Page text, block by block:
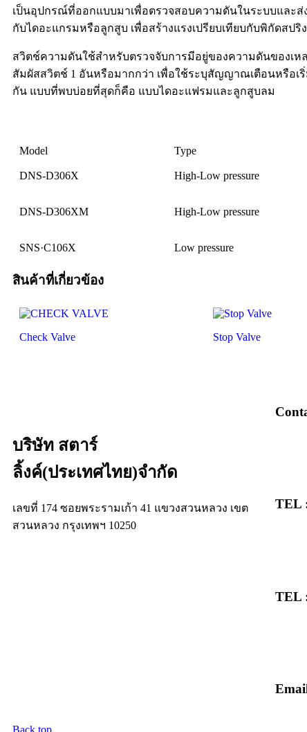
เป็นอุปกรณ์ที่ออกแบบมาเพื่อตรวจสอบความดันในระบบและส่
กับไดอะแกรมหรือลูกสูบ เพื่อสร้างแรงเปรียบเทียบกับพิกัดสป
สวิตช์ความดันใช้สำหรับตรวจจับการมีอยู่ของความดันของเหล
สัมผัสสวิตช์ 1 อันหรือมากกว่า เพื่อใช้ระบุสัญญาณเตือนหรือเ
กัน แบบที่พบบ่อยที่สุดก็คือ แบบไดอะแฟรมและลูกสูบลม
Model Type
DNS-D306X High-Low pressure
DNS-D306XM High-Low pressure
SNS·C106X Low pressure
สินค้าที่เกี่ยวข้อง
Check Valve Stop Valve
บริษัท สตาร์
ลิ้งค์(ประเทศไทย)จำกัด
เลขที่ 174 ซอยพระรามเก้า 41 แขวงสวนหลวง เขต
สวนหลวง กรุงเทพฯ 10250
TEL
TEL
Back top